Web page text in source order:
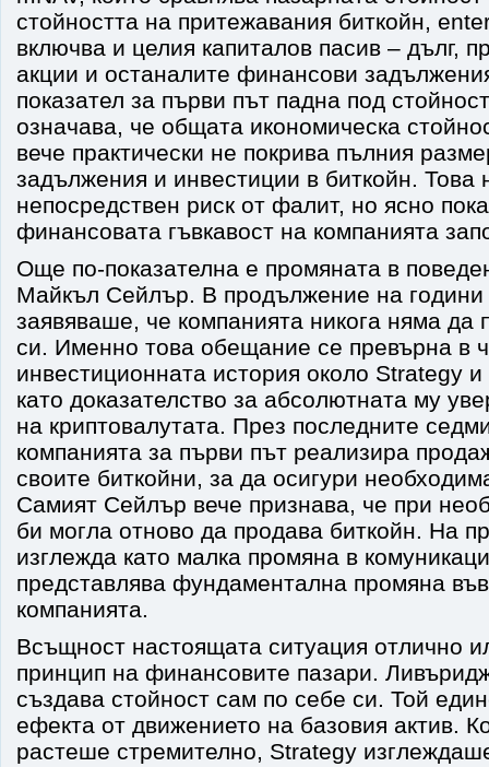
стойността на притежавания биткойн,
включва и целия капиталов пасив – дълг,
акции и останалите финансови
показател за първи път падна под
означава, че общата икономическа
вече практически не покрива пълния
задължения и инвестиции в биткойн. Това
непосредствен риск от фалит, но ясно
финансовата гъвкавост на компанията
Още по-показателна е промяната в
Майкъл Сейлър. В продължение на години
заявяваше, че компанията никога няма да
си. Именно това обещание се превърна в
инвестиционната история около Strategy
като доказателство за абсолютната му
на криптовалутата. През последните
компанията за първи път реализира
своите биткойни, за да осигури
Самият Сейлър вече признава, че при
би могла отново да продава биткойн. На
изглежда като малка промяна в
представлява фундаментална промяна
компанията.
Всъщност настоящата ситуация отлично
принцип на финансовите пазари.
създава стойност сам по себе си. Той
ефекта от движението на базовия актив.
растеше стремително, Strategy